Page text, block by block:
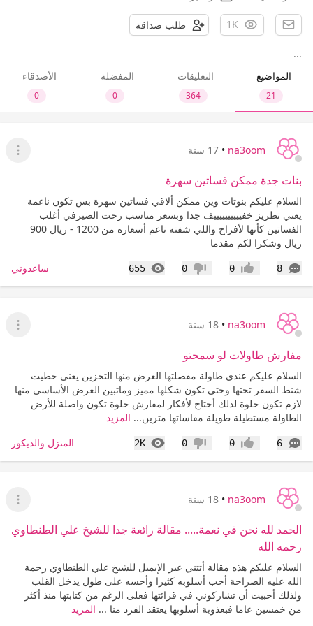
1K طلب صداقة
...
المواضيع
21
التعليقات
364
المفضلة
0
الأصدقاء
0
na3oom
• 17 سنة
عرض
بنات جدة ممكن فساتين سهرة
السلام عليكم بنوتات وين ممكن ألاقي فساتين سهرة بس تكون ناعمة
يعني تطريز خفييييييييييف جدا وبسعر مناسب رحت الصيرفي أغلب
الفساتين كأنها لأفراح واللي شفته ناعم أسعاره من 1200 - ريال 900
ريال وشكرا لكم مقدما
8
التعليقات إعجاب0 عدم إعجاب
0
655
المشاهدات ساعدوني
na3oom
• 18 سنة
عرض
مفارش طاولات لو سمحتو
السلام عليكم عندي طاولة مفصلتها الغرض منها التخزين يعني حطيت
شنط السفر تحتها وحتى تكون شكلها مميز وماتبين الغرض الأساسي منها
لازم تكون حلوة لذلك أحتاج لأفكار لمفارش حلوة تكون واصلة للأرض
الطاولة مستطيلة طويلة مقاساتها مترين... المزيد
6
التعليقات إعجاب0 عدم إعجاب
0
2K
المشاهدات المنزل والديكور
na3oom
• 18 سنة
عرض
الحمد لله نحن في نعمة..... مقالة رائعة جدا للشيخ علي الطنطاوي
رحمه الله
السلام عليكم هذه مقالة أتتني عبر الإيميل للشيخ علي الطنطاوي رحمة
الله عليه الصراحة أحب أسلوبه كثيرا وأحسه على طول يدخل القلب
ولذلك أحببت أن تشاركوني في قرائتها فعلى الرغم من كتابتها منذ أكثر
من خمسين عاما فبعذوبة أسلوبها يعتقد الفرد منا ... المزيد